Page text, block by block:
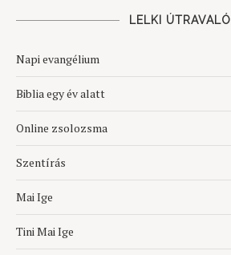
LELKI ÚTRAVALÓ
Napi evangélium
Biblia egy év alatt
Online zsolozsma
Szentírás
Mai Ige
Tini Mai Ige